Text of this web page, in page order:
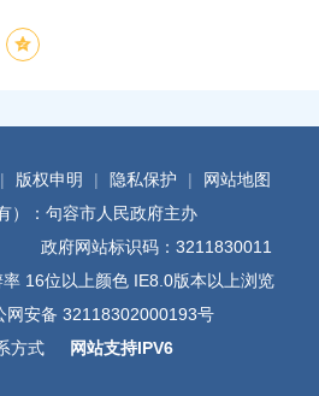
| 版权申明 | 隐私保护 |
网站地图
有）：句容市人民政府主办
政府网站标识码：3211830011
16位以上颜色 IE8.0版本以上浏览
网安备 32118302000193号
方式
网站支持IPV6